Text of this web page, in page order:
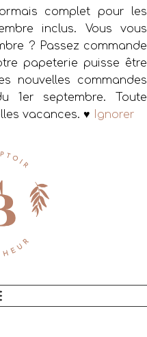
complet pour les
inclus. Vous vous
? Passez commande
papeterie puisse être
nouvelles commandes
1er septembre. Toute
vacances. ♥
Ignorer